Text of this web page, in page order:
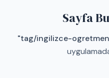
Sayfa
"tag/ingilizce-